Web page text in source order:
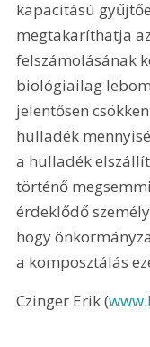
kapacitású
megtakaríthatja
felszámolásának
biológiailag
jelentősen
hulladék
a hulladék
történő
érdeklődő
hogy
a komposztálás
Czinger Erik (